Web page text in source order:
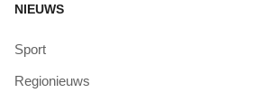
NIEUWS
Sport
Regionieuws